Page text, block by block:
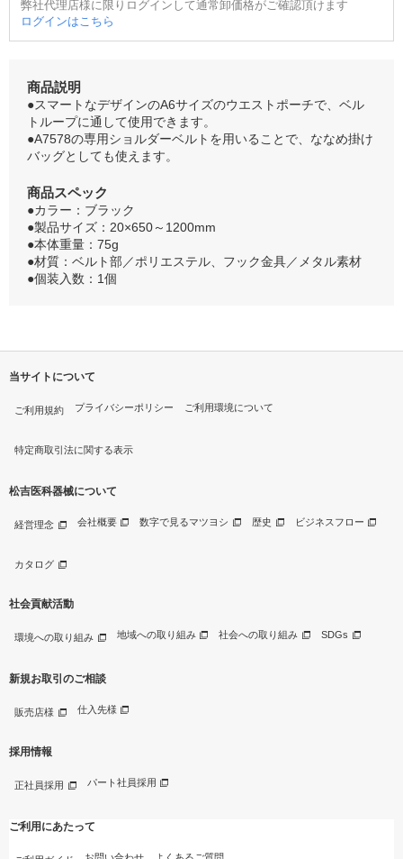
弊社代理店様に限りログインして通常卸価格がご確認頂けます
ログインはこちら
商品説明
●スマートなデザインのA6サイズのウエストポーチで、ベル
トループに通して使用できます。
●A7578の専用ショルダーベルトを用いることで、ななめ掛け
バッグとしても使えます。
商品スペック
●カラー：ブラック
●製品サイズ：20×650～1200mm
●本体重量：75g
●材質：ベルト部／ポリエステル、フック金具／メタル素材
●個装入数：1個
当サイトについて
ご利用規約 プライバシーポリシー ご利用環境について
特定商取引法に関する表示
松吉医科器械について
経営理念 会社概要 数字で見るマツヨシ 歴史 ビジネスフロー
カタログ
社会貢献活動
環境への取り組み 地域への取り組み 社会への取り組み SDGs
新規お取引のご相談
販売店様 仕入先様
採用情報
正社員採用 パート社員採用
ご利用にあたって